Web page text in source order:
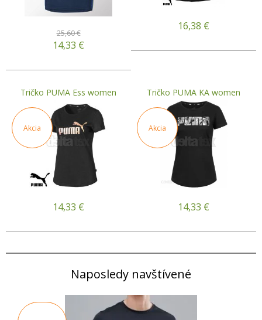
25,60 €
14,33 €
16,38 €
Tričko PUMA Ess women
Akcia
14,33 €
Tričko PUMA KA women
Akcia
14,33 €
Naposledy navštívené